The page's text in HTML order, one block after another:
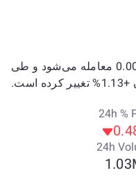
XYO در حال حاضر حدود $0.0029 معامله می‌شود و طی
24h %
24h